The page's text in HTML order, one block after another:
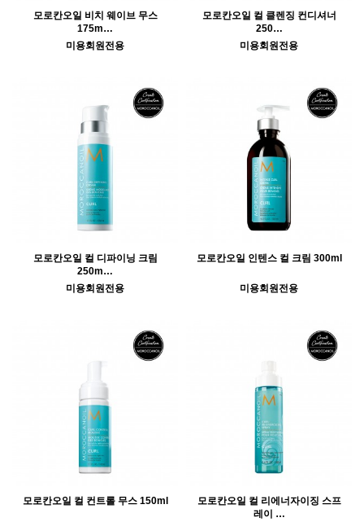
모로칸오일 비치 웨이브 무스
175m…
미용회원전용
모로칸오일 컬 클렌징 컨디셔너
250…
미용회원전용
모로칸오일 컬 디파이닝 크림
250m…
미용회원전용
모로칸오일 인텐스 컬 크림 300ml
미용회원전용
모로칸오일 컬 컨트롤 무스 150ml
모로칸오일 컬 리에너자이징 스프
레이 …